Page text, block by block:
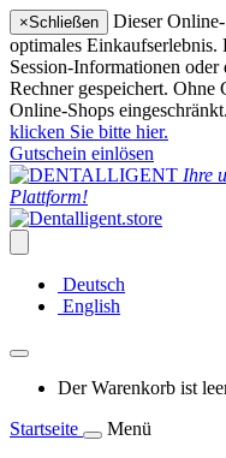
×Schließen
Dieser
optimales Einkaufserlebnis.
Session-Informationen
Rechner gespeichert. Ohne
Online-Shops eingeschränkt.
klicken Sie bitte hier.
Gutschein einlösen
Ihre
Plattform!
Deutsch
English
Der Warenkorb ist
Startseite
Menü